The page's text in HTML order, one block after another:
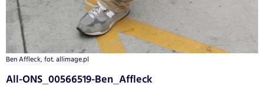
Ben Affleck, fot. allimage.pl
All-ONS_00566519-Ben_Affleck